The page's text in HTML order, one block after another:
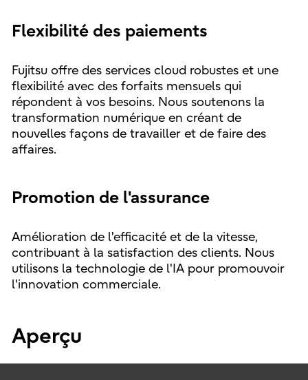
Flexibilité des paiements
Fujitsu offre des services cloud robustes et une
flexibilité avec des forfaits mensuels qui
répondent à vos besoins. Nous soutenons la
transformation numérique en créant de
nouvelles façons de travailler et de faire des
affaires.
Promotion de l'assurance
Amélioration de l'efficacité et de la vitesse,
contribuant à la satisfaction des clients. Nous
utilisons la technologie de l'IA pour promouvoir
l'innovation commerciale.
Aperçu